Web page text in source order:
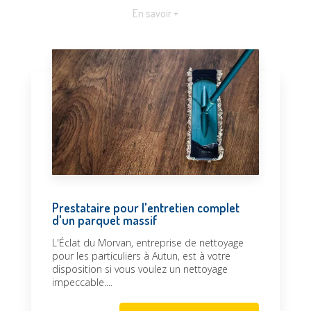
En savoir +
Prestataire pour l'entretien complet
d'un parquet massif
L'Éclat du Morvan, entreprise de nettoyage
pour les particuliers à Autun, est à votre
disposition si vous voulez un nettoyage
impeccable....